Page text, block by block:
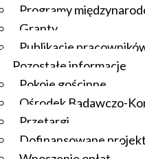
Programy
Granty
Publikacje
Pozostałe informacje
Pokoje gościnne
Ośrodek Badawczo-
Przetargi
Dofinansowane